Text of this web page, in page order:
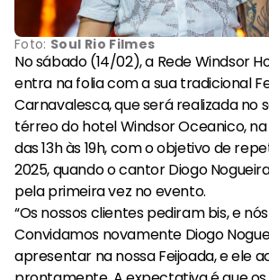
Foto: Soul Rio Filmes
No sábado (14/02), a Rede Windsor
entra na folia com a sua tradicional
Carnavalesca, que será realizada no
térreo do hotel Windsor Oceanico, na
das 13h às 19h, com o objetivo de
2025, quando o cantor Diogo
pela primeira vez no evento.
“Os nossos clientes pediram bis, e
Convidamos novamente Diogo
apresentar na nossa Feijoada, e ele